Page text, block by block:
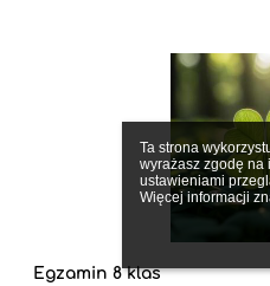
Ta strona
wyrażasz zgodę na
ustawieniami
Więcej informacji
Egzamin 8 klas